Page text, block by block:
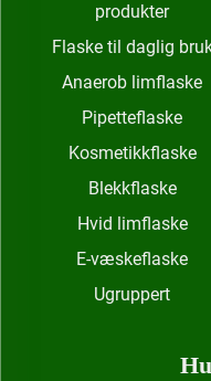
produkter
Flaske til daglig
Anaerob limflaske
Pipetteflaske
Kosmetikkflaske
Blekkflaske
Hvid limflaske
E-væskeflaske
Ugruppert